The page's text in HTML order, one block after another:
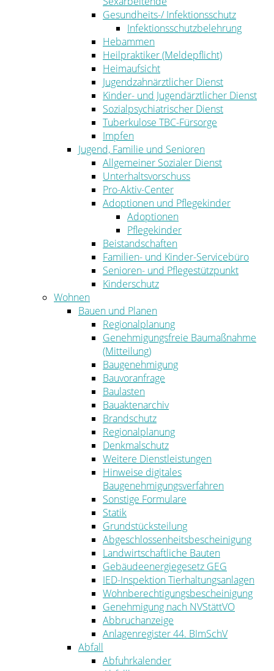
Gesundheits-/ Infektionsschutz
Infektionsschutzbelehrung
Hebammen
Heilpraktiker (Meldepflicht)
Heimaufsicht
Jugendzahnärztlicher Dienst
Kinder- und Jugendärztlicher Dienst
Sozialpsychiatrischer Dienst
Tuberkulose TBC-Fürsorge
Impfen
Jugend, Familie und Senioren
Allgemeiner Sozialer Dienst
Unterhaltsvorschuss
Pro-Aktiv-Center
Adoptionen und Pflegekinder
Adoptionen
Pflegekinder
Beistandschaften
Familien- und Kinder-Servicebüro
Senioren- und Pflegestützpunkt
Kinderschutz
Wohnen
Bauen und Planen
Regionalplanung
Genehmigungsfreie Baumaßnahme
(Mitteilung)
Baugenehmigung
Bauvoranfrage
Baulasten
Bauaktenarchiv
Brandschutz
Regionalplanung
Denkmalschutz
Weitere Dienstleistungen
Hinweise digitales
Baugenehmigungsverfahren
Sonstige Formulare
Statik
Grundstücksteilung
Abgeschlossenheitsbescheinigung
Landwirtschaftliche Bauten
Gebäudeenergiegesetz GEG
IED-Inspektion Tierhaltungsanlagen
Wohnberechtigungsbescheinigung
Genehmigung nach NVStättVO
Abbruchanzeige
Anlagenregister 44. BImSchV
Abfall
Abfuhrkalender